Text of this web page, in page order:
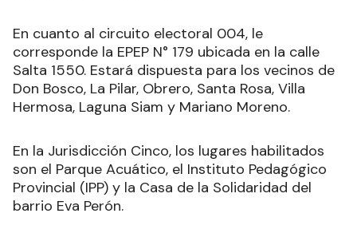
En cuanto al circuito electoral 004, le
corresponde la EPEP N° 179 ubicada en la calle
Salta 1550. Estará dispuesta para los vecinos de
Don Bosco, La Pilar, Obrero, Santa Rosa, Villa
Hermosa, Laguna Siam y Mariano Moreno.
En la Jurisdicción Cinco, los lugares habilitados
son el Parque Acuático, el Instituto Pedagógico
Provincial (IPP) y la Casa de la Solidaridad del
barrio Eva Perón.